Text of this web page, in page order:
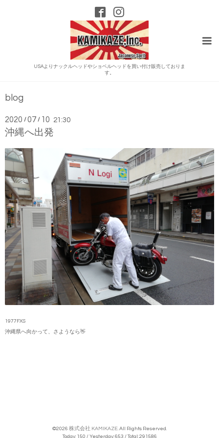
USAよりナックルヘッドやショベルヘッドを買い付け販売しておりま
す。
blog
2020 /07 / 10 21:30
沖縄へ出発
1977FXS
沖縄県へ向かって、さようなら👋
©2026 株式会社 KAMIKAZE . All Rights Reserved.
Today: 150 / Yesterday:653 / Total:291586